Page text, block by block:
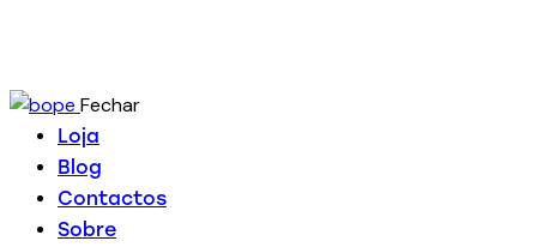
Fechar
Loja
Blog
Contactos
Sobre